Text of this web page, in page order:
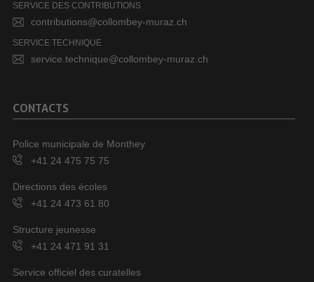
SERVICE DES CONTRIBUTIONS
contributions@collombey-muraz.ch
SERVICE TECHNIQUE
service.technique@collombey-muraz.ch
CONTACTS
Police municipale de Monthey
+41 24 475 75 75
Directions des écoles
+41 24 473 61 80
Structure jeunesse
+41 24 471 91 31
Service officiel des curatelles